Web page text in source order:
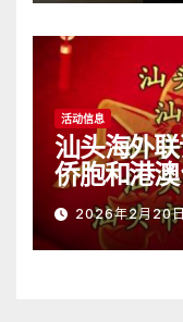
活动信息
汕头海外
侨胞和港
年！
2026年2月20